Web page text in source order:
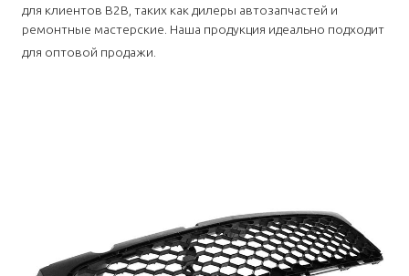
для клиентов B2B, таких как дилеры автозапчастей и
ремонтные мастерские. Наша продукция идеально подходит
для оптовой продажи.